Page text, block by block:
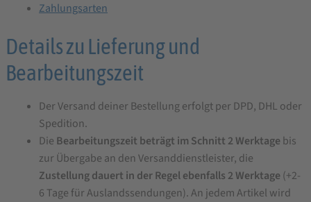
Zahlungsarten
Details zu Lieferung und
Bearbeitungszeit
Der Versand deiner Bestellung erfolgt per DPD, DHL oder
Spedition.
Die Bearbeitungszeit beträgt im Schnitt 2 Werktage bis
zur Übergabe an den Versanddienstleister, die
Zustellung dauert in der Regel ebenfalls 2 Werktage (+2-
6 Tage für Auslandssendungen). An jedem Artikel wird